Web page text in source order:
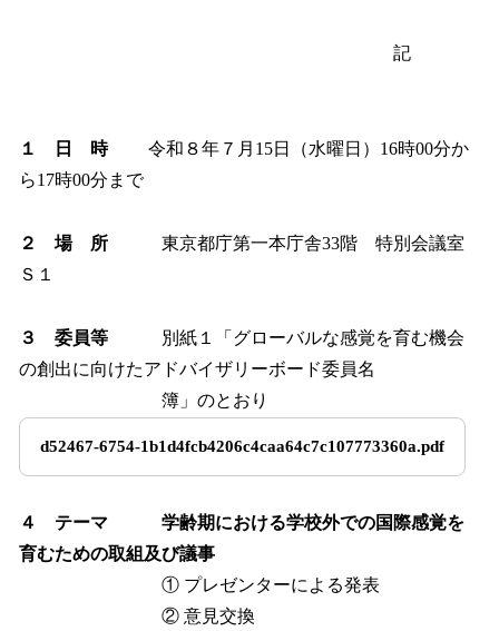
記
１ 日 時令和８年７月15日（水曜日）16時00分か
ら17時00分まで
２ 場 所 東京都庁第一本庁舎33階 特別会議室
Ｓ１
３ 委員等 別紙１「グローバルな感覚を育む機会
の創出に向けたアドバイザリーボード委員名
簿」のとおり
d52467-6754-1b1d4fcb4206c4caa64c7c107773360a.pdf
４ テーマ 学齢期における学校外での国際感覚を
育むための取組及び議事
① プレゼンターによる発表
② 意見交換